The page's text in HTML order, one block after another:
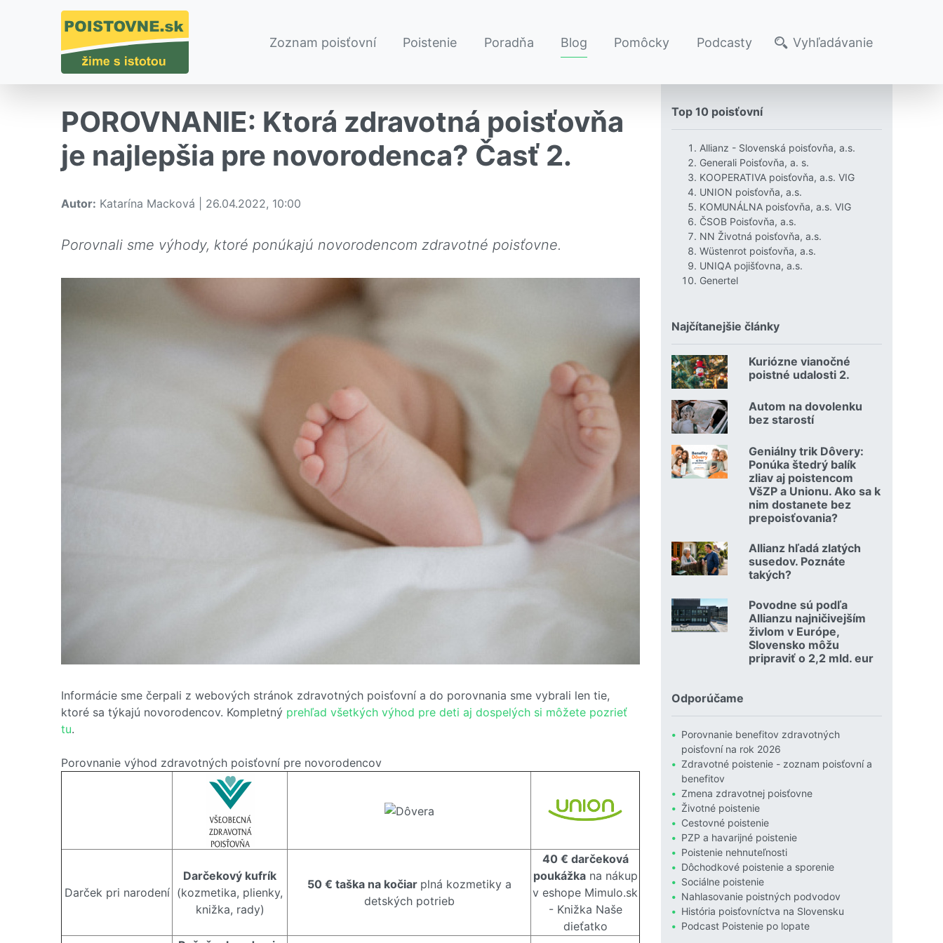
Zoznam poisťovní Poistenie Poradňa Blog Pomôcky Podcasty Vyhľadávanie
POROVNANIE: Ktorá zdravotná poisťovňa
je najlepšia pre novorodenca? Časť 2.
Autor: Katarína Macková | 26.04.2022, 10:00
Porovnali sme výhody, ktoré ponúkajú novorodencom zdravotné poisťovne.
Informácie sme čerpali z webových stránok zdravotných poisťovní a do porovnania sme vybrali len tie,
ktoré sa týkajú novorodencov. Kompletný prehľad všetkých výhod pre deti aj dospelých si môžete pozrieť
tu.
Porovnanie výhod zdravotných poisťovní pre novorodencov
Darček pri narodení
Darčekový kufrík
(kozmetika, plienky,
knižka, rady)
50 € taška na kočiar plná kozmetiky a
detských potrieb
40 € darčeková
poukážkana nákup
v eshope Mimulo.sk
- Knižka Naše
dieťatko
Top 10 poisťovní
Allianz - Slovenská poisťovňa, a.s.
Generali Poisťovňa, a. s.
KOOPERATIVA poisťovňa, a.s. VIG
UNION poisťovňa, a.s.
KOMUNÁLNA poisťovňa, a.s. VIG
ČSOB Poisťovňa, a.s.
NN Životná poisťovňa, a.s.
Wüstenrot poisťovňa, a.s.
UNIQA pojišťovna, a.s.
Genertel
Najčítanejšie články
Kuriózne vianočné
poistné udalosti 2.
18.12.2024 | | redakcia
Autom na dovolenku
bez starostí
02.07.2026 |
Geniálny trik Dôvery:
Ponúka štedrý balík
zliav aj poistencom
VšZP a Unionu. Ako sa k
nim dostanete bez
prepoisťovania?
06.07.2026 | | redakcia
Allianz hľadá zlatých
susedov. Poznáte
takých?
08.07.2026 |
Povodne sú podľa
Allianzu najničivejším
živlom v Európe,
Slovensko môžu
pripraviť o 2,2 mld. eur
23.07.2026 |
Odporúčame
Porovnanie benefitov zdravotných
poisťovní na rok 2026
Zdravotné poistenie - zoznam poisťovní a
benefitov
Zmena zdravotnej poisťovne
Životné poistenie
Cestovné poistenie
PZP a havarijné poistenie
Poistenie nehnuteľnosti
Dôchodkové poistenie a sporenie
Sociálne poistenie
Nahlasovanie poistných podvodov
História poisťovníctva na Slovensku
Podcast Poistenie po lopate